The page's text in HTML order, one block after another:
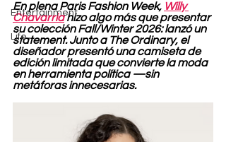
Entertainment
Life
En plena Paris Fashion Week, Willy
Chavarria hizo algo más que presentar
su colección Fall/Winter 2026: lanzó un
statement. Junto a The Ordinary, el
diseñador presentó una camiseta de
edición limitada que convierte la moda
en herramienta política —sin
metáforas innecesarias.